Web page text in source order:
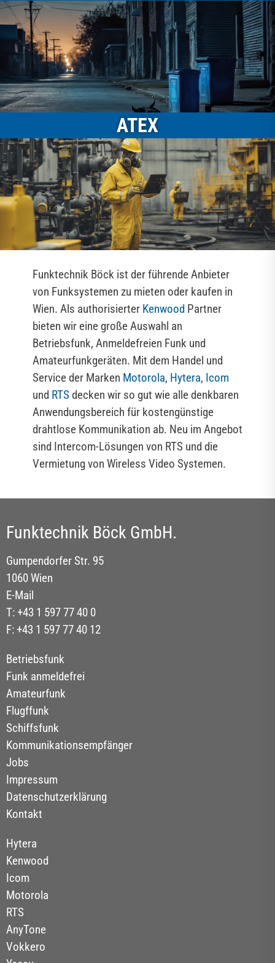
ATEX
Funktechnik Böck ist der führende Anbieter
von Funksystemen zu mieten oder kaufen in
Wien. Als authorisierter KenwoodPartner
bieten wir eine große Auswahl an
Betriebsfunk, Anmeldefreien Funk und
Amateurfunkgeräten. Mit dem Handel und
Service der Marken Motorola, Hytera, Icom
und RTS decken wir so gut wie alle denkbaren
Anwendungsbereich für kostengünstige
drahtlose Kommunikation ab. Neu im Angebot
sind Intercom-Lösungen von RTS und die
Vermietung von Wireless Video Systemen.
Funktechnik Böck GmbH.
Gumpendorfer Str. 95
1060 Wien
E-Mail
T: +43 1 597 77 40 0
F: +43 1 597 77 40 12
Betriebsfunk
Funk anmeldefrei
Amateurfunk
Flugffunk
Schiffsfunk
Kommunikationsempfänger
Jobs
Impressum
Datenschutzerklärung
Kontakt
Hytera
Kenwood
Icom
Motorola
RTS
AnyTone
Vokkero